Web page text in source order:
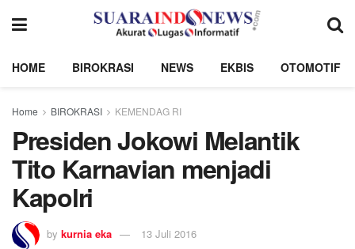
HOME BIROKRASI NEWS EKBIS OTOMOTIF
Home BIROKRASI KEMENDAG RI
Presiden Jokowi Melantik
Tito Karnavian menjadi
Kapolri
by kurnia eka 13 Juli 2016